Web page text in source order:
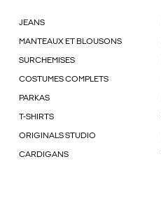
JEANS
MANTEAUX ET BLOUSONS
SURCHEMISES
COSTUMES COMPLETS
PARKAS
T-SHIRTS
ORIGINALS STUDIO
CARDIGANS